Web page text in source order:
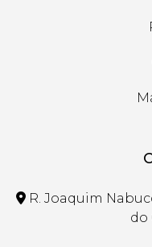
R. Joaquim
do